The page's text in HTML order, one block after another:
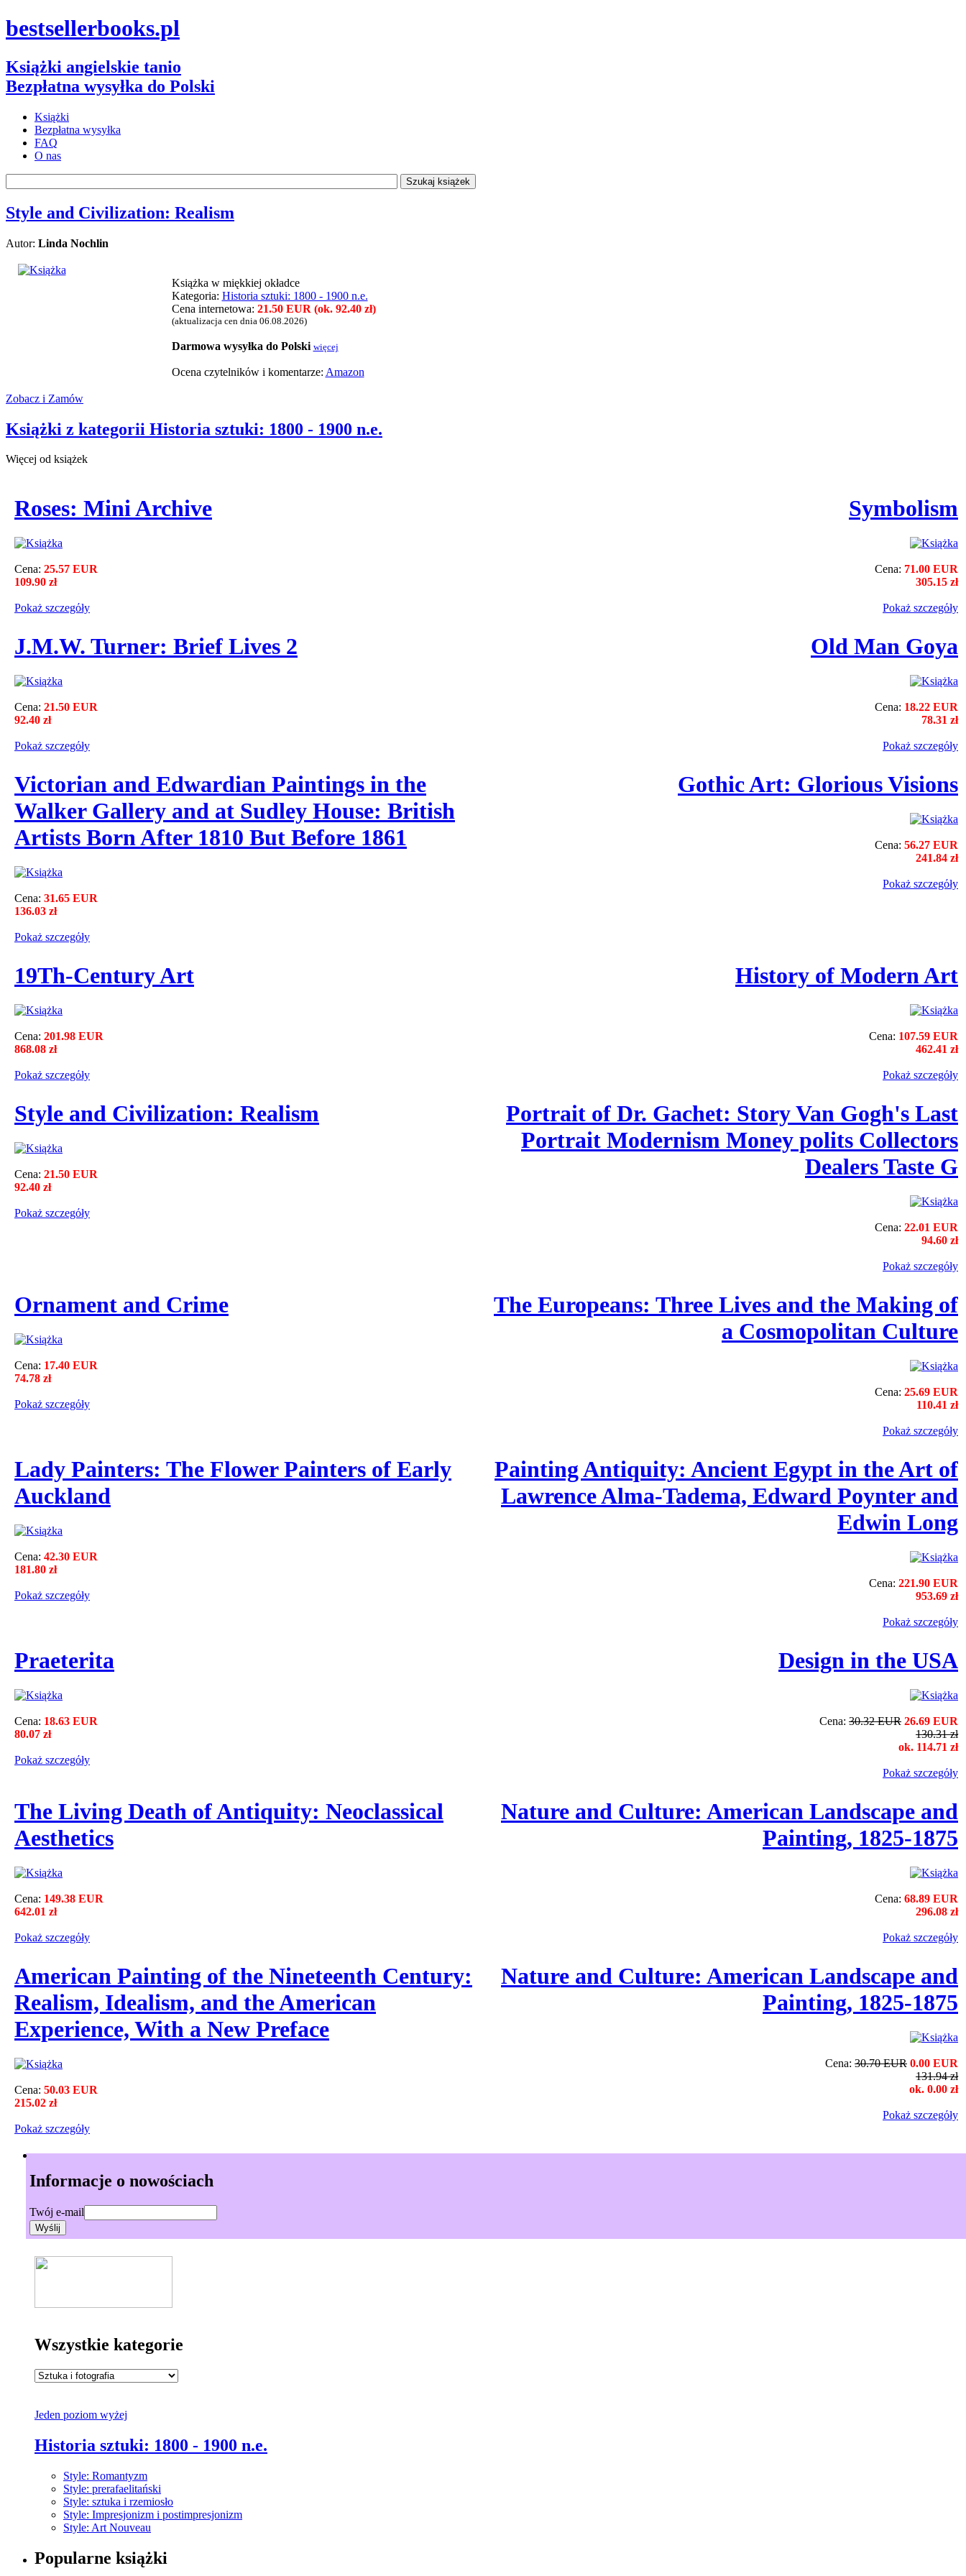
bestsellerbooks.pl
Książki angielskie tanio
Bezpłatna wysyłka do Polski
Książki
Bezpłatna wysyłka
FAQ
O nas
Style and Civilization: Realism
Autor: Linda Nochlin
Książka w miękkiej okładce
Kategoria: Historia sztuki: 1800 - 1900 n.e.
Cena internetowa: 21.50 EUR (ok. 92.40 zł)
(aktualizacja cen dnia 06.08.2026)
Darmowa wysyłka do Polski więcej
Ocena czytelnikόw i komentarze: Amazon
Zobacz i Zamów
Książki z kategorii Historia sztuki: 1800 - 1900 n.e.
Więcej od książek
Roses: Mini Archive
Cena: 25.57 EUR
109.90 zł
Pokaż szczegόły
Symbolism
Cena: 71.00 EUR
305.15 zł
Pokaż szczegόły
J.M.W. Turner: Brief Lives 2
Cena: 21.50 EUR
92.40 zł
Pokaż szczegόły
Old Man Goya
Cena: 18.22 EUR
78.31 zł
Pokaż szczegόły
Victorian and Edwardian Paintings in the
Walker Gallery and at Sudley House: British
Artists Born After 1810 But Before 1861
Cena: 31.65 EUR
136.03 zł
Pokaż szczegόły
Gothic Art: Glorious Visions
Cena: 56.27 EUR
241.84 zł
Pokaż szczegόły
19Th-Century Art
Cena: 201.98 EUR
868.08 zł
Pokaż szczegόły
History of Modern Art
Cena: 107.59 EUR
462.41 zł
Pokaż szczegόły
Style and Civilization: Realism
Cena: 21.50 EUR
92.40 zł
Pokaż szczegόły
Portrait of Dr. Gachet: Story Van Gogh's Last
Portrait Modernism Money polits Collectors
Dealers Taste G
Cena: 22.01 EUR
94.60 zł
Pokaż szczegόły
Ornament and Crime
Cena: 17.40 EUR
74.78 zł
Pokaż szczegόły
The Europeans: Three Lives and the Making of
a Cosmopolitan Culture
Cena: 25.69 EUR
110.41 zł
Pokaż szczegόły
Lady Painters: The Flower Painters of Early
Auckland
Cena: 42.30 EUR
181.80 zł
Pokaż szczegόły
Painting Antiquity: Ancient Egypt in the Art of
Lawrence Alma-Tadema, Edward Poynter and
Edwin Long
Cena: 221.90 EUR
953.69 zł
Pokaż szczegόły
Praeterita
Cena: 18.63 EUR
80.07 zł
Pokaż szczegόły
Design in the USA
Cena: 30.32 EUR 26.69 EUR
130.31 zł
ok. 114.71 zł
Pokaż szczegόły
The Living Death of Antiquity: Neoclassical
Aesthetics
Cena: 149.38 EUR
642.01 zł
Pokaż szczegόły
Nature and Culture: American Landscape and
Painting, 1825-1875
Cena: 68.89 EUR
296.08 zł
Pokaż szczegόły
American Painting of the Nineteenth Century:
Realism, Idealism, and the American
Experience, With a New Preface
Cena: 50.03 EUR
215.02 zł
Pokaż szczegόły
Nature and Culture: American Landscape and
Painting, 1825-1875
Cena: 30.70 EUR 0.00 EUR
131.94 zł
ok. 0.00 zł
Pokaż szczegόły
Informacje o nowościach
Twój e-mail
Wszystkie kategorie
Jeden poziom wyżej
Historia sztuki: 1800 - 1900 n.e.
Style: Romantyzm
Style: prerafaelitański
Style: sztuka i rzemiosło
Style: Impresjonizm i postimpresjonizm
Style: Art Nouveau
Popularne książki